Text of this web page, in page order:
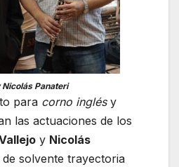
Panateri
para corno inglésy
las actuaciones de los
y Nicolás
de solvente trayectoria